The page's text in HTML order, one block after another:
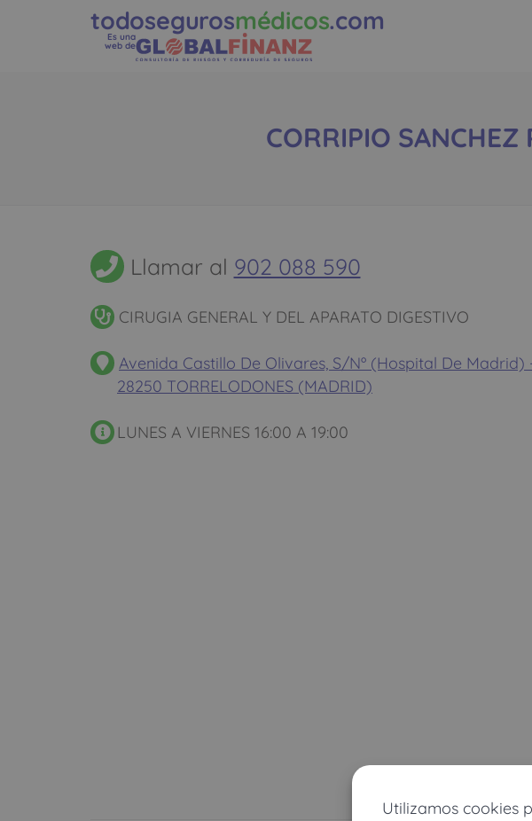
Utilizamos cookies
todosegurosmédicos.com
Es una
web de
CORRIPIO
Llamar al 902 088 590
CIRUGIA GENERAL Y DEL APARATO DIGESTIVO
Avenida Castillo De Olivares, S/Nº (Hospital De Madrid)
28250 TORRELODONES (MADRID)
LUNES A VIERNES 16:00 A 19:00